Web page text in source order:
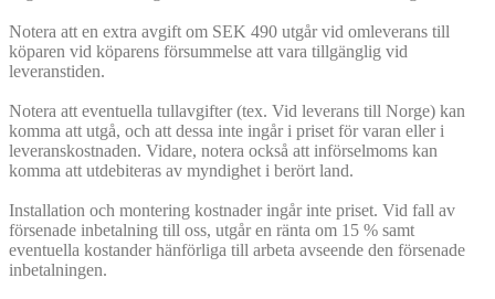
Notera att en extra avgift om SEK 490 utgår vid omleverans till
köparen vid köparens försummelse att vara tillgänglig vid
leveranstiden.
Notera att eventuella tullavgifter (tex. Vid leverans till Norge) kan
komma att utgå, och att dessa inte ingår i priset för varan eller i
leveranskostnaden. Vidare, notera också att införselmoms kan
komma att utdebiteras av myndighet i berört land.
Installation och montering kostnader ingår inte priset. Vid fall av
försenade inbetalning till oss, utgår en ränta om 15 % samt
eventuella kostander hänförliga till arbeta avseende den försenade
inbetalningen.